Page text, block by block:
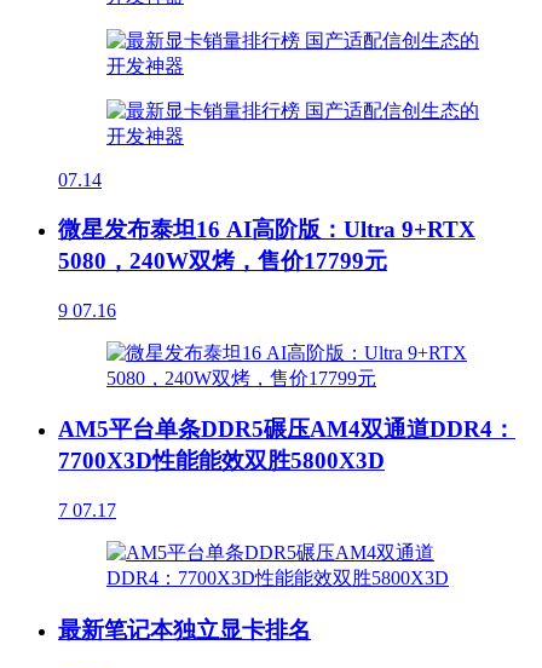
07.14
微星发布泰坦16 AI高阶版：Ultra 9+RTX
5080，240W双烤，售价17799元
9 07.16
AM5平台单条DDR5碾压AM4双通道DDR4：
7700X3D性能能效双胜5800X3D
7 07.17
最新笔记本独立显卡排名